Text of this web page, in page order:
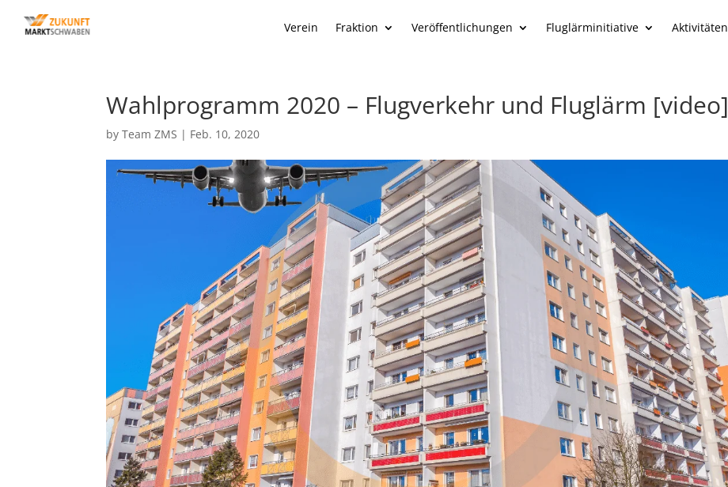
Verein Fraktion Veröffentlichungen Fluglärminitiative Aktivitäten
Wahlprogramm 2020 – Flugverkehr und Fluglärm [video]
byTeam ZMS | Feb. 10, 2020